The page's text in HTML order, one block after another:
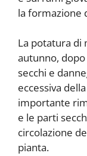
la formazione
La potatura di
autunno,
secchi e
eccessiva
importante
e le parti
circolazione
pianta.